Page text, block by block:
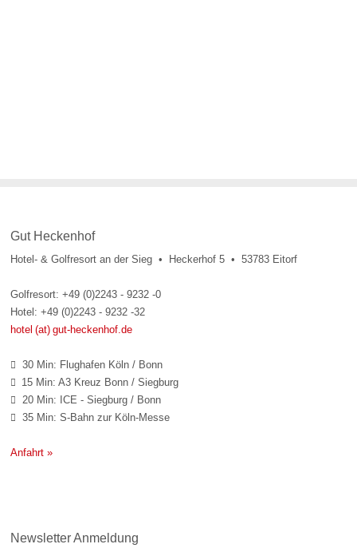
Gut Heckenhof
Hotel- & Golfresort an der Sieg • Heckerhof 5 • 53783 Eitorf
Golfresort: +49 (0)2243 - 9232 -0
Hotel: +49 (0)2243 - 9232 -32
hotel (at) gut-heckenhof.de
 30 Min: Flughafen Köln / Bonn
 15 Min: A3 Kreuz Bonn / Siegburg
 20 Min: ICE - Siegburg / Bonn
 35 Min: S-Bahn zur Köln-Messe
Anfahrt »
Newsletter Anmeldung